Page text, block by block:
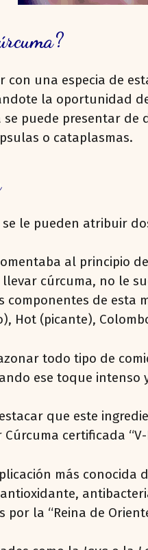
con una especia de
la oportunidad
se puede presentar
o cataplasmas.
se le pueden atribuir
al principio
llevar cúrcuma, no le
componentes de esta
Hot (picante),
todo tipo de
ese toque intenso
que este
certificada “V-
más conocida
la “Reina de